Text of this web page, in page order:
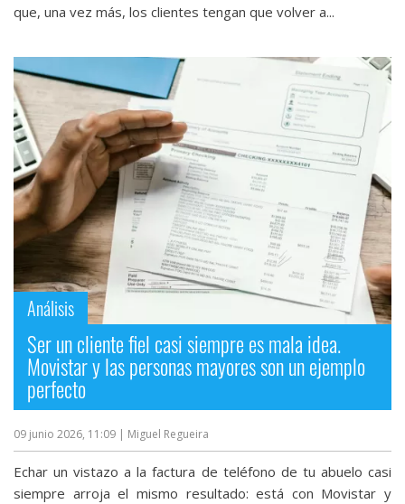
que, una vez más, los clientes tengan que volver a...
Análisis
Ser un cliente fiel casi siempre es mala idea.
Movistar y las personas mayores son un ejemplo
perfecto
09 junio 2026, 11:09 | Miguel Regueira
Echar un vistazo a la factura de teléfono de tu abuelo casi
siempre arroja el mismo resultado: está con Movistar y